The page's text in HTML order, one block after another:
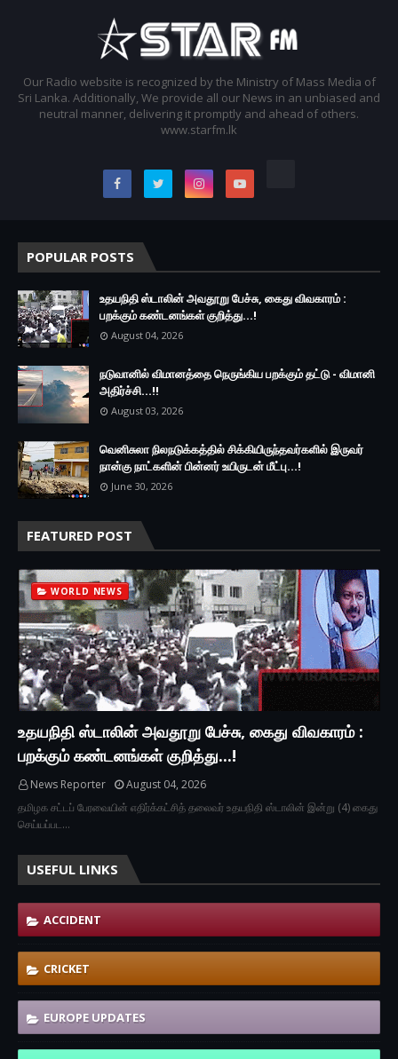
Our Radio website is recognized by the Ministry of Mass Media of
Sri Lanka. Additionally, We provide all our News in an unbiased and
neutral manner, delivering it promptly and ahead of others.
www.starfm.lk
POPULAR POSTS
உதயநிதி ஸ்டாலின் அவதூறு பேச்சு, கைது விவகாரம் :
பறக்கும் கண்டனங்கள் குறித்து...!
August 04, 2026
நடுவானில் விமானத்தை நெருங்கிய பறக்கும் தட்டு - விமானி
அதிர்ச்சி...!!
August 03, 2026
வெனிசுலா நிலநடுக்கத்தில் சிக்கியிருந்தவர்களில் இருவர்
நான்கு நாட்களின் பின்னர் உயிருடன் மீட்பு...!
June 30, 2026
FEATURED POST
WORLD NEWS
உதயநிதி ஸ்டாலின் அவதூறு பேச்சு, கைது விவகாரம் :
பறக்கும் கண்டனங்கள் குறித்து...!
News Reporter
August 04, 2026
தமிழக சட்டப் பேரவையின் எதிர்க்கட்சித் தலைவர் உதயநிதி ஸ்டாலின் இன்று (4) கைது
செய்யப்பட…
USEFUL LINKS
ACCIDENT
CRICKET
EUROPE UPDATES